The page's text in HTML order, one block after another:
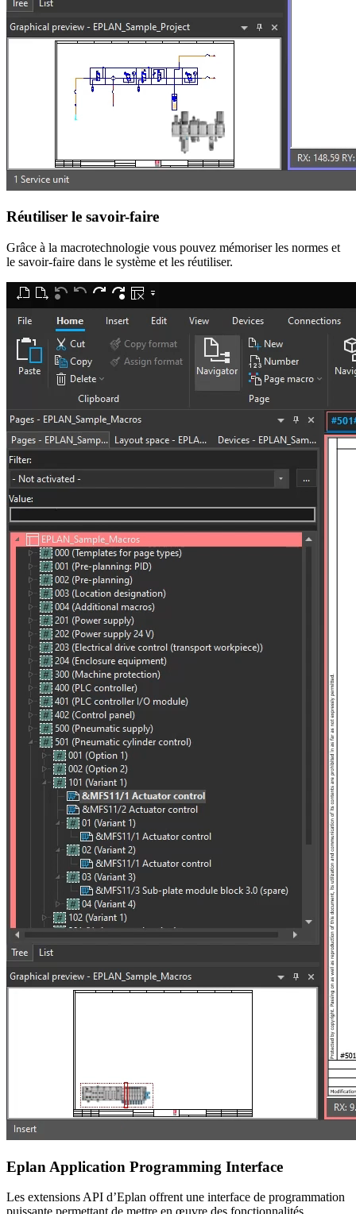
Réutiliser le savoir-faire
Grâce à la macrotechnologie vous pouvez mémoriser les normes et
le savoir-faire dans le système et les réutiliser.
Eplan Application Programming Interface
Les extensions API d’Eplan offrent une interface de programmation